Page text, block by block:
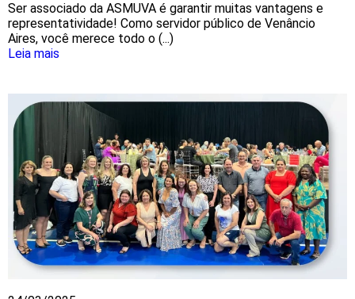
Ser associado da ASMUVA é garantir muitas vantagens e
representatividade! Como servidor público de Venâncio
Aires, você merece todo o (...)
Leia mais